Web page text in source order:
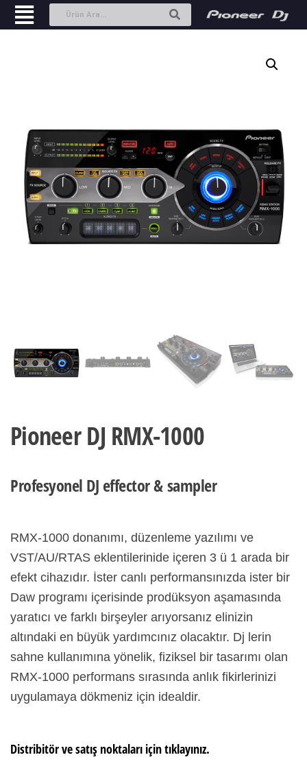
Pioneer DJ RMX-1000
Profesyonel DJ effector & sampler
RMX-1000 donanımı, düzenleme yazılımı ve
VST/AU/RTAS eklentilerinide içeren 3 ü 1 arada bir
efekt cihazıdır. İster canlı performansınızda ister bir
Daw programı içerisinde prodüksyon aşamasında
yaratıcı ve farklı birşeyler arıyorsanız elinizin
altındaki en büyük yardımcınız olacaktır. Dj lerin
sahne kullanımına yönelik, fiziksel bir tasarımı olan
RMX-1000 performans sırasında anlık fikirlerinizi
uygulamaya dökmeniz için idealdir.
Distribitör ve satış noktaları için tıklayınız.